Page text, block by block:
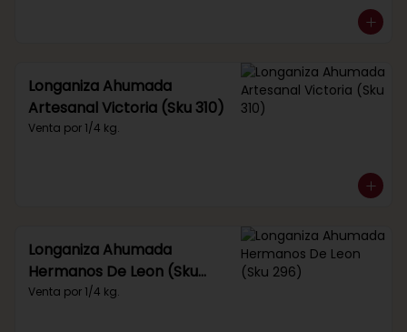
Longaniza Ahumada
Artesanal Victoria (Sku 310)
Venta por 1/4 kg.
Longaniza Ahumada
Hermanos De Leon (Sku
296)
Venta por 1/4 kg.